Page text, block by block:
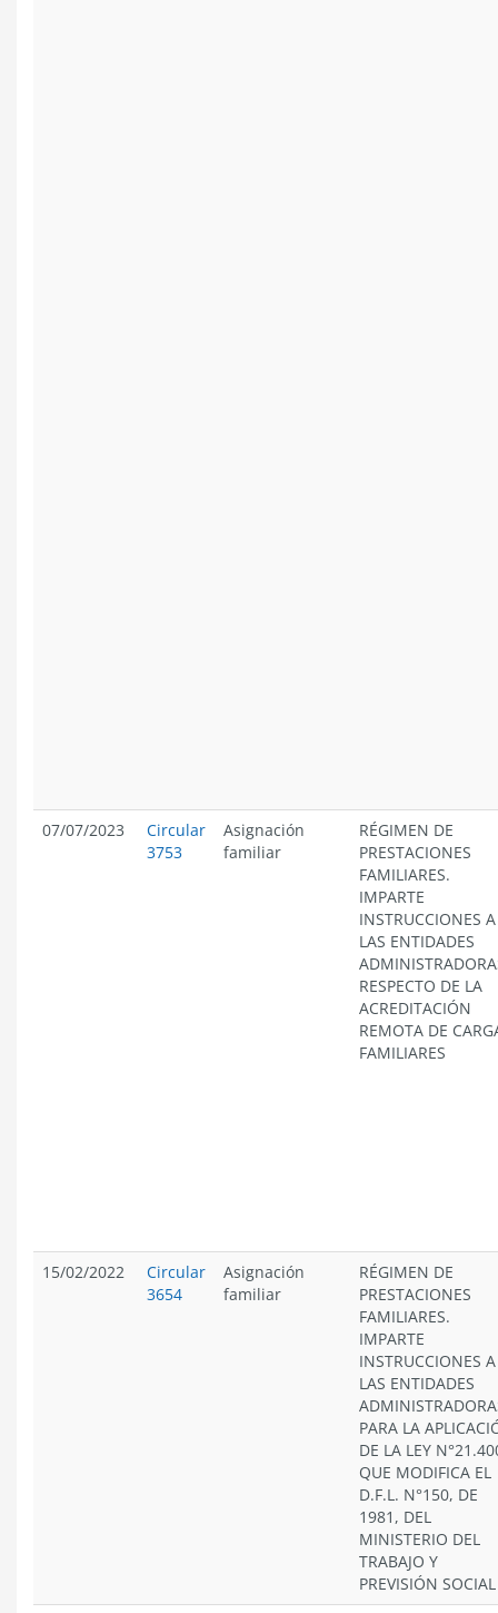
07/07/2023
Circular
3753
Asignación
familiar
RÉGIMEN DE
PRESTACIONES
FAMILIARES.
IMPARTE
INSTRUCCIONES A
LAS ENTIDADES
RESPECTO DE LA
ACREDITACIÓN
REMOTA DE
FAMILIARES
15/02/2022
Circular
3654
Asignación
familiar
RÉGIMEN DE
PRESTACIONES
FAMILIARES.
IMPARTE
INSTRUCCIONES A
LAS ENTIDADES
PARA LA
DE LA LEY
QUE MODIFICA EL
D.F.L. N°150, DE
1981, DEL
MINISTERIO DEL
TRABAJO Y
PREVISIÓN SOCIAL